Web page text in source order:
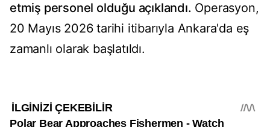
etmiş personel olduğu açıklandı. Operasyon,
20 Mayıs 2026 tarihi itibarıyla Ankara'da eş
zamanlı olarak başlatıldı.